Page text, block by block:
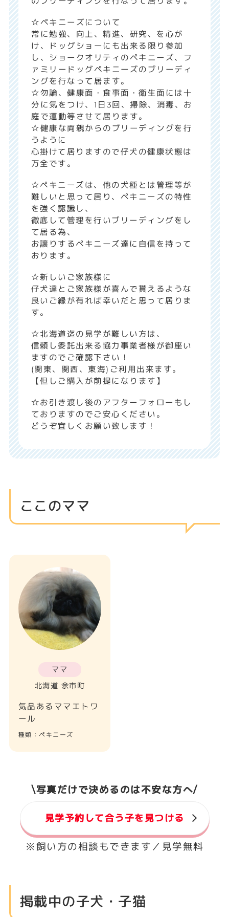
ここのママ
ママ
北海道 余市町
気品あるママエトワ
ール
種類：ペキニーズ
\写真だけで決めるのは不安な方へ/
見学予約して合う子を見つける
※飼い方の相談もできます／見学無料
掲載中の子犬・子猫